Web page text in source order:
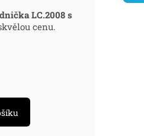
LC.2008 s
cenu.